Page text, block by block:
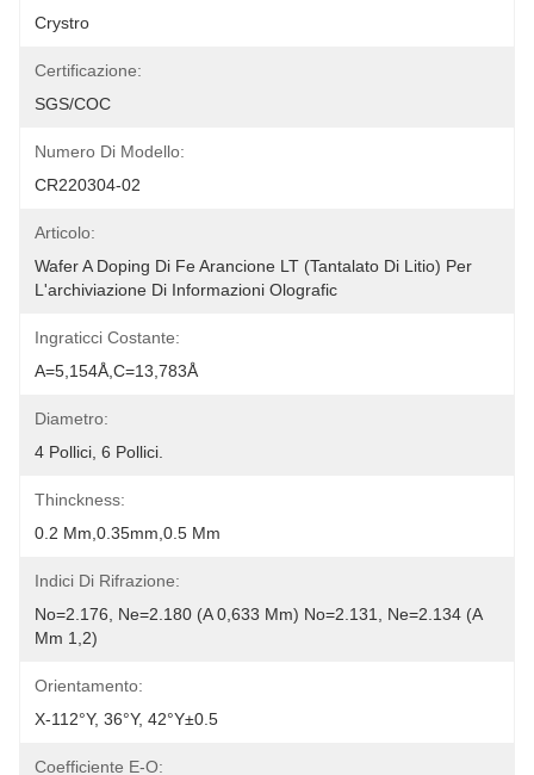
Crystro
Certificazione:
SGS/COC
Numero Di Modello:
CR220304-02
Articolo:
Wafer A Doping Di Fe Arancione LT (tantalato Di Litio) Per
L'archiviazione Di Informazioni Olografic
Ingraticci Costante:
A=5,154Å,c=13,783Å
Diametro:
4 Pollici, 6 Pollici.
Thinckness:
0.2 Mm,0.35mm,0.5 Mm
Indici Di Rifrazione:
No=2.176, Ne=2.180 (a 0,633 Μm) No=2.131, Ne=2.134 (a
Μm 1,2)
Orientamento:
X-112°Y, 36°Y, 42°Y±0.5
Coefficiente E-O: